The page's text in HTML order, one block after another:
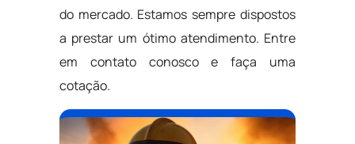
do mercado. Estamos sempre dispostos
a prestar um ótimo atendimento. Entre
em contato conosco e faça uma
cotação.